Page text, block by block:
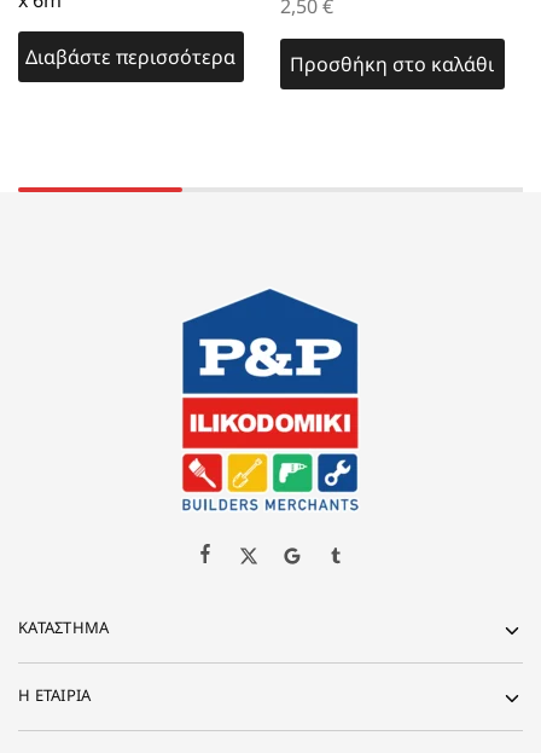
Διαβάστε περισσότερα
2,50€
Προσθήκη στο καλάθι
ΚΑΤΆΣΤΗΜΑ
Η ΕΤΑΙΡΊΑ